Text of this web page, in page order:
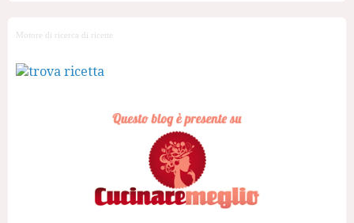
Motore di ricerca di ricette